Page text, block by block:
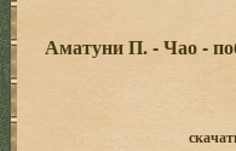
Аматуни П. - Чао -